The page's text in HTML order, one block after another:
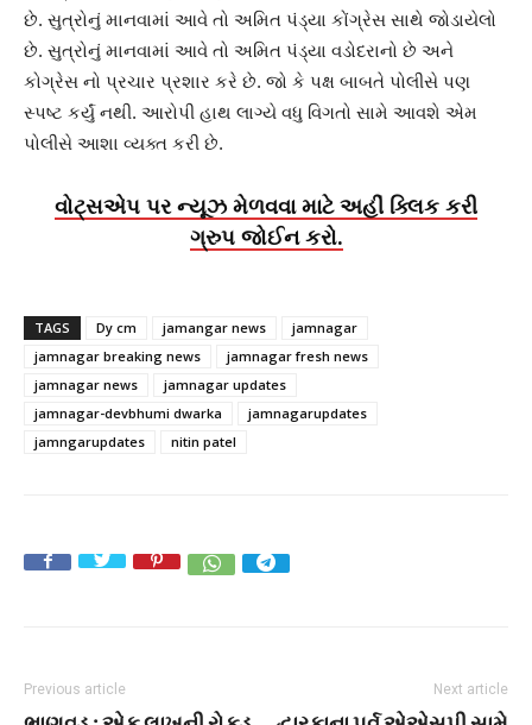
છે. સુત્રોનું માનવામાં આવે તો અમિત પંડ્યા કોંગ્રેસ સાથે જોડાયેલો
છે. સુત્રોનું માનવામાં આવે તો અમિત પંડ્યા વડોદરાનો છે અને
કોગ્રેસ નો પ્રચાર પ્રશાર કરે છે. જો કે પક્ષ બાબતે પોલીસે પણ
સ્પષ્ટ કર્યું નથી. આરોપી હાથ લાગ્યે વધુ વિગતો સામે આવશે એમ
પોલીસે આશા વ્યક્ત કરી છે.
વોટ્સએપ પર ન્યૂઝ મેળવવા માટે અહીં ક્લિક કરી
ગ્રુપ જોઈન કરો.
TAGS Dy cm jamangar news
jamnagar
jamnagar breaking news
jamnagar fresh news
jamnagar news
jamnagar updates
jamnagar-devbhumi dwarka
jamnagarupdates
jamngarupdates
nitin patel
Previous article Next article